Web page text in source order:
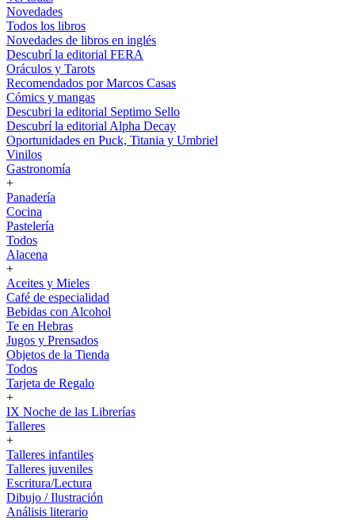
Novedades
Todos los libros
Novedades de libros en inglés
Descubrí la editorial FERA
Oráculos y Tarots
Recomendados por Marcos Casas
Cómics y mangas
Descubri la editorial Septimo Sello
Descubrí la editorial Alpha Decay
Oportunidades en Puck, Titania y Umbriel
Vinilos
Gastronomía
+
Panadería
Cocina
Pastelería
Todos
Alacena
+
Aceites y Mieles
Café de especialidad
Bebidas con Alcohol
Te en Hebras
Jugos y Prensados
Objetos de la Tienda
Todos
Tarjeta de Regalo
+
IX Noche de las Librerías
Talleres
+
Talleres infantiles
Talleres juveniles
Escritura/Lectura
Dibujo / Ilustración
Análisis literario